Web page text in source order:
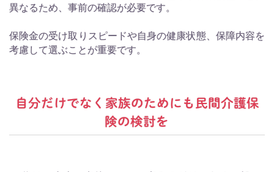
異なるため、事前の確認が必要です。
保険金の受け取りスピードや自身の健康状態、保障内容を
考慮して選ぶことが重要です。
自分だけでなく家族のためにも民間介護保
険の検討を